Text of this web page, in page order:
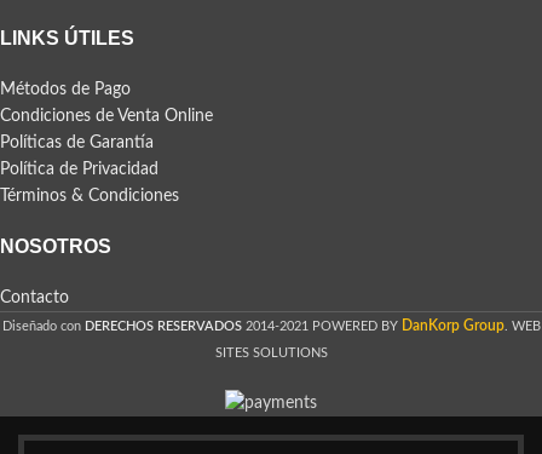
LINKS ÚTILES
Métodos de Pago
Condiciones de Venta Online
Políticas de Garantía
Política de Privacidad
Términos & Condiciones
NOSOTROS
Contacto
Diseñado con DERECHOS RESERVADOS 2014-2021 POWERED BY DanKorp Group. WEB
SITES SOLUTIONS